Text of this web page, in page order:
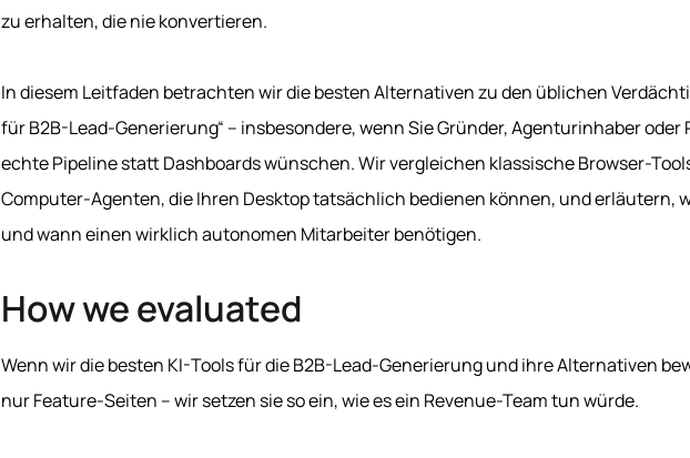
zu erhalten, die nie konvertieren.
In diesem Leitfaden betrachten wir die besten Alternativen zu den üblichen
für B2B-Lead-Generierung“ – insbesondere, wenn Sie Gründer, Agenturinhaber oder
echte Pipeline statt Dashboards wünschen. Wir vergleichen klassische Browser-
Computer-Agenten, die Ihren Desktop tatsächlich bedienen können, und erläutern,
und wann einen wirklich autonomen Mitarbeiter benötigen.
How we evaluated
Wenn wir die besten KI-Tools für die B2B-Lead-Generierung und ihre Alternativen
nur Feature-Seiten – wir setzen sie so ein, wie es ein Revenue-Team tun würde.